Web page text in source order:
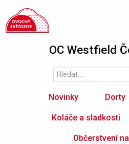
OC Westfield
Novinky Dorty
Koláče a sladkosti
Občerstvení